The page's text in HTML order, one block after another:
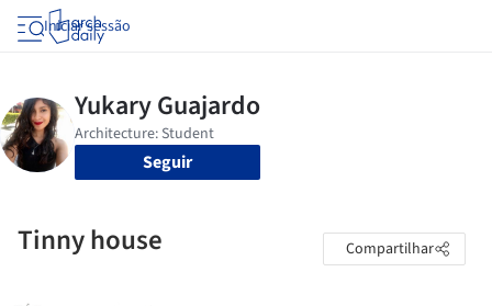
Iniciar sessão
Seguir
Tinny house Compartilhar